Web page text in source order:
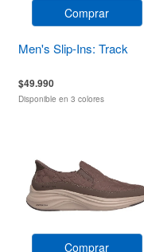
Comprar
Men's Slip-Ins: Track
$49.990
Disponible en 3 colores
Comprar